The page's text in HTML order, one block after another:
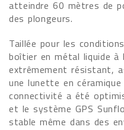
atteindre 60 mètres de
des plongeurs.
Taillée pour les
boîtier en métal liquide à
extrêmement résistant,
une lunette en
connectivité a été
et le système GPS
stable même dans des